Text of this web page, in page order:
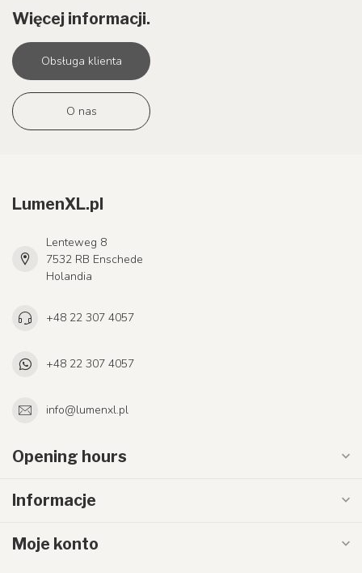
Więcej informacji.
Obsługa klienta
O nas
LumenXL.pl
Lenteweg 8
7532 RB Enschede
Holandia
+48 22 307 4057
+48 22 307 4057
info@lumenxl.pl
Opening hours
Informacje
Moje konto